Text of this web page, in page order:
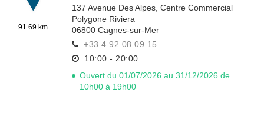
91.69 km
137 Avenue Des Alpes, Centre Commercial
Polygone Riviera
06800 Cagnes-sur-Mer
+33 4 92 08 09 15
10:00 - 20:00
Ouvert du 01/07/2026 au 31/12/2026 de
10h00 à 19h00